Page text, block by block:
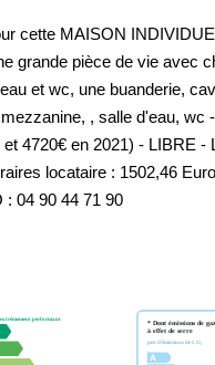
cette MAISON
grande pièce de vie avec
et wc, une buanderie,
, salle d'eau,
4720€ en 2021) - LIBRE
locataire : 1502,46
: 04 90 44 71 90